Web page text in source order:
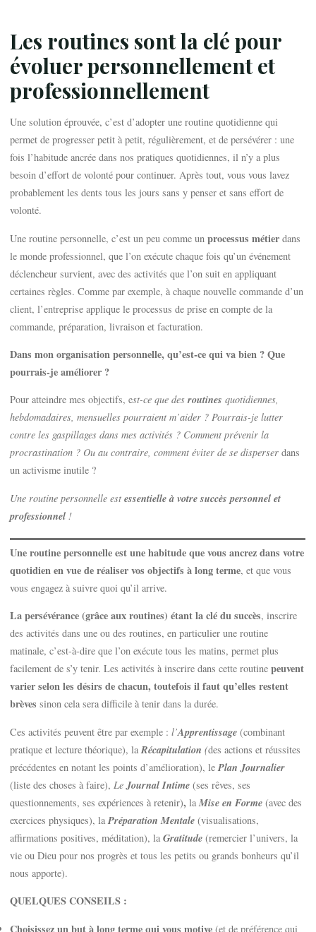
Les routines sont la clé pour
évoluer personnellement et
professionnellement
Une solution éprouvée, c’est d’adopter une routine quotidienne qui
permet de progresser petit à petit, régulièrement, et de persévérer : une
fois l’habitude ancrée dans nos pratiques quotidiennes, il n’y a plus
besoin d’effort de volonté pour continuer. Après tout, vous vous lavez
probablement les dents tous les jours sans y penser et sans effort de
volonté.
Une routine personnelle, c’est un peu comme unprocessus métier dans
le monde professionnel, que l’on exécute chaque fois qu’un événement
déclencheur survient, avec des activités que l’on suit en appliquant
certaines règles. Comme par exemple, à chaque nouvelle commande d’un
client, l’entreprise applique le processus de prise en compte de la
commande, préparation, livraison et facturation.
Dans mon organisation personnelle, qu’est-ce qui va bien ? Que
pourrais-je améliorer ?
Pour atteindre mes objectifs, est-ce que desroutines quotidiennes,
hebdomadaires, mensuelles pourraient m’aider ? Pourrais-je lutter
contre les gaspillages dans mes activités ? Comment prévenir la
procrastination ? Ou au contraire, comment éviter de se disperserdans
un activisme inutile ?
Une routine personnelle estessentielle à votre succès personnel et
professionnel !
Une routine personnelle est une habitude que vous ancrez dans votre
quotidien en vue de réaliser vos objectifs à long terme, et que vous
vous engagez à suivre quoi qu’il arrive.
La persévérance (grâce aux routines) étant la clé du succès, inscrire
des activités dans une ou des routines, en particulier une routine
matinale, c’est-à-dire que l’on exécute tous les matins, permet plus
facilement de s’y tenir. Les activités à inscrire dans cette routinepeuvent
varier selon les désirs de chacun, toutefois il faut qu’elles restent
brèves sinon cela sera difficile à tenir dans la durée.
Ces activités peuvent être par exemple :l’Apprentissage (combinant
pratique et lecture théorique), laRécapitulation (des actions et réussites
précédentes en notant les points d’amélioration), lePlan Journalier
(liste des choses à faire),LeJournal Intime (ses rêves, ses
questionnements, ses expériences à retenir),laMise en Forme (avec des
exercices physiques), laPréparation Mentale (visualisations,
affirmations positives, méditation), laGratitude (remercier l’univers, la
vie ou Dieu pour nos progrès et tous les petits ou grands bonheurs qu’il
nous apporte).
QUELQUES CONSEILS :
Choisissez un but à long terme qui vous motive (et de préférence qui